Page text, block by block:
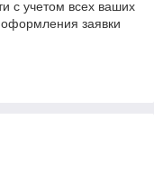
с учетом всех ваших
заявки